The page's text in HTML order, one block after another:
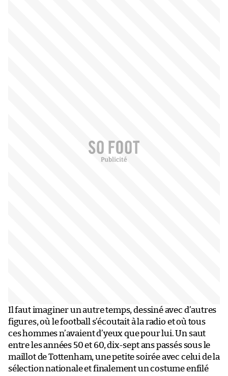
Il faut imaginer un autre temps, dessiné avec d’autres
figures, où le football s’écoutait à la radio et où tous
ces hommes n’avaient d’yeux que pour lui. Un saut
entre les années 50 et 60, dix-sept ans passés sous le
maillot de Tottenham, une petite soirée avec celui de la
sélection nationale et finalement un costume enfilé